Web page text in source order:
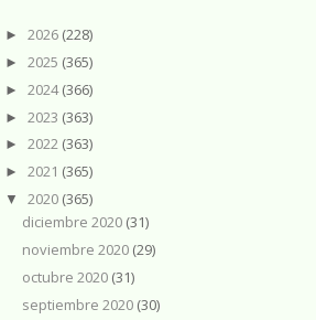
► 2026 (228)
► 2025 (365)
► 2024(366)
► 2023 (363)
► 2022 (363)
► 2021 (365)
▼ 2020 (365)
diciembre 2020 (31)
noviembre 2020 (29)
octubre 2020 (31)
septiembre 2020 (30)